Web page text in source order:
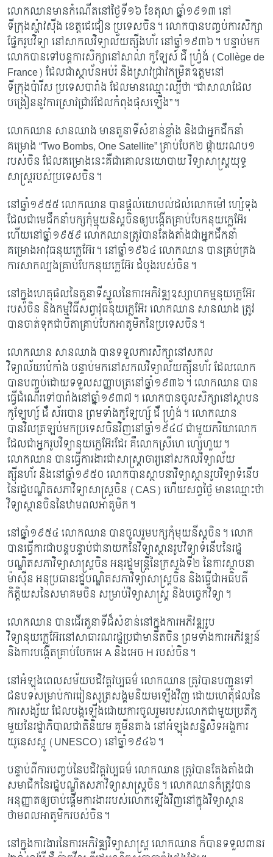
លោកឈានមានកំណើតនៅថ្ងៃទី១៦ ខែតុលា ឆ្នាំ១៩១៣ នៅ
ទីក្រុងស្ហ៉ាវស៊ីង ខេត្តជេជៀន ប្រទេស​ចិន។ លោកបានបញ្ចប់ការសិក្សា
ផ្នែករូបវិទ្យា នៅសាកលវិទ្យាល័យត្ស៊ីងហ័រ នៅឆ្នាំ​១៩៣៦។ បន្ទាប់មក
លោកបានទៅបន្តការសិក្សានៅសាលា កូឡែស៍ ដឺ ហ្វ្រ៉ង់ (Collège de
France) ដែលជាស្ថាប័នអប់រំ និងស្រាវជ្រាវកម្រិតឧត្តមនៅ
ទីក្រុងប៉ារីស ប្រទេសបារាំង ដែល​មាន​ឈ្មោះ​ល្បីថា “ជាសាលាដែល
បង្រៀននូវការស្រាវជ្រាវដែលកំពុងផុសឡើង”។
លោកឈាន សានឈាង មានតួនាទីសំខាន់ខ្លាំង និងជាអ្នកដឹកនាំ
គម្រោង “Two Bombs, One Satellite” គ្រាប់បែក២ ផ្កាយរណប១
របស់ចិន ដែលគម្រោងនេះគឺជាគោលនយោបាយ វិទ្យាសាស្ត្រយុទ្ធ
សាស្រ្តរបស់ប្រទេសចិន។
នៅឆ្នាំ១៩៥៥ លោកឈាន បានផ្តល់យោបល់ដល់លោកម៉ៅ ហ្ស៉េទុង
ដែលជាមេដឹកនាំ​បក្ស​កុំម្មុយនិស្តចិនឲ្យបង្កើតគ្រាប់បែកនុយក្លេអ៊ែរ
ហើយនៅឆ្នាំ១៩៥៩ លោកឈាន​ត្រូវ​បាន​តែងតាំង​​ជាអ្នកដឹកនាំ
គម្រោងអាវុធនុយក្លេអ៊ែរ។ នៅឆ្នាំ១៩៦៤ លោកឈាន បានគ្រប់គ្រង​
ការ​​សាកល្បង​គ្រាប់បែកនុយក្លេអ៊ែរ ដំបូងរបស់ចិន។
នៅក្នុងហេតុផលនៃតួនាទីស្នូលនៃការអភិវឌ្ឍឧស្សាហកម្មនុយក្លេអ៊ែរ
របស់ចិន និង​កម្មវិធី​សព្វាវុធនុយក្លេអ៊ែរ លោកឈាន សានឈាង ត្រូវ
បានចាត់​ទុកជាបិតា​គ្រាប់បែក​អាតូមិក​​នៃ​ប្រទេស​ចិន។
លោកឈាន សានឈាង​ បានទទួលការសិក្សានៅសកល​
វិទ្យាល័យប៉េកាំង បន្ទាប់មកនៅ​សកល​វិទ្យាល័យ​ត្ស៊ីនហ័រ ដែលលោក
បានបញ្ចប់ដោយទទួល​សញ្ញាបត្រនៅឆ្នាំ១៩៣៦។ លោក​​​ឈាន បាន
ធ្វើដំណើរទៅបារាំងនៅឆ្នាំ១៩៣៧។ លោកបានចូលសិក្សានៅស្ថាបន​
កូឡែហ្ស៍ ដឺ ស័របោន ព្រមទាំងកូឡែហ្ស៍ ដឺ ហ្វ្រ៉ង់។ លោកឈាន
បានវិលត្រឡប់​មក​ប្រទេស​ចិន​​វិញនៅ​ឆ្នាំ​១៩៤៨ ជាមួយភរិយាលោក
ដែលជាអ្នករូបវិទ្យា​នុយក្លេអ៊ែរ​ដែរ គឺលោកស្រីហេ ហ្ស៉េហួយ។
លោកឈាន បានធ្វើការងារ​ជាសាស្រ្តាចារ្យ​នៅ​សកលវិទ្យាល័យ
ត្ស៊ីនហ័រ និង​នៅ​ឆ្នាំ១៩៥០ លោកបានស្ថាបនាវិទ្យាស្ថាន​រូបវិទ្យា​ទំនើប​
នៃ​រដ្ឋ​បណ្ឌិត​សភាវិទ្យាសាស្រ្តចិន (CAS) ហើយ​សព្វថ្ងៃ មានឈ្មោះថា
វិទ្យាស្ថានចិននៃ​ឋាមពល​អាតូមិក។
នៅឆ្នាំ១៩៥៤ លោកឈាន បានចូលរួមបក្សកុំមុយនីស្តចិន។ លោក
បានធ្វើការជាបន្តបន្ទាប់​ជានាយកនៃវិទ្យាស្ថានរូបវិទ្យាទំនើបនៃរដ្ឋ
បណ្ឌិតសភាវិទ្យាសាស្រ្តចិន អនុរដ្ឋមន្រ្តី​នៃក្រសួង​ទី២​​ នៃការស្ថាបនា
ម៉ាស៊ីន អនុប្រធានរដ្ឋបណ្ឌិតសភាវិទ្យាសាស្រ្តចិន និង​ធ្វើជាអធិបតី​
កិត្តិយស​​នៃសមាគមចិន សម្រាប់វិទ្យាសាស្រ្ត និងបច្ចេកវិទ្យា។
លោកឈាន បានដើរតួនាទីដ៏សំខាន់នៅក្នុងការអភិវឌ្ឍរូប
វិទ្យានុយក្លេអ៊ែរនៅសាធារណរដ្ឋ​ប្រជាមានិតចិន ព្រមទាំងការអភិវឌ្ឍន៍
និងការបង្កើតគ្រាប់បែកអេA និងអេច H របស់ចិន។
នៅអំឡុងពេលសម័យបដិវត្តវប្បធម៌ លោកឈាន ត្រូវបានបញ្ជូនទៅ
ជនបទ​សម្រាប់​ការរៀន​សូត្រ​ស​ង្គមនិយមឡើងវិញ ដោយហេតុផលនៃ
ការសង្ស័យ ដែលបង្កឡើងដោយការចូលរួម​របស់លោកជាមួយប្រតិភូ
មួយនៃរដ្ឋាភិបាលជាតិនិយម គួមីនតាង នៅអំឡុងសន្និសិទអង្គការ
យូនេសស្កូ (UNESCO) នៅឆ្នាំ១៩៤៦។
បន្ទាប់ពីការបញ្ចប់នៃបដិវត្តវប្បធម៌ លោកឈាន ត្រូវបានតែងតាំងជា
សមាជិកនៃរដ្ឋបណ្ឌិត​សភា​វិទ្យាសាស្រ្តចិន។ ​លោកឈានក៏ត្រូវបាន
អនុញ្ញាតឲ្យចាប់ផ្តើមការងាររបស់លោកឡើង​វិញ​​នៅក្នុងវិទ្យាស្ថាន
ថាមពលអាតូមិករបស់ចិន។
នៅក្នុងការងារនៃការអភិវឌ្ឍវិទ្យាសាស្រ្ត លោកឈាន ក៏បានទទួលពានរ